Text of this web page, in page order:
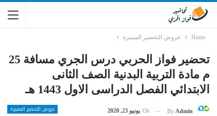
Home عروض التحضير المميزة
تحضير فواز الحربي درس الجري مسافة 25
م مادة التربية البدنية الصف الثانى
الابتدائي الفصل الدراسى الاول 1443 هـ
عروض التحضير المميزة By Admin
On يونيو 23, 2020